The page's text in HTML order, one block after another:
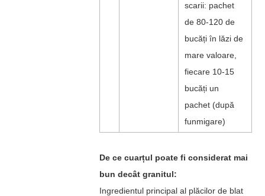
scarii: pachet
de 80-120 de
bucăți în lăzi de
mare valoare,
fiecare 10-15
bucăți un
pachet (după
funmigare)
De ce cuarțul poate fi considerat mai
bun decât granitul:
Ingredientul principal al plăcilor de blat